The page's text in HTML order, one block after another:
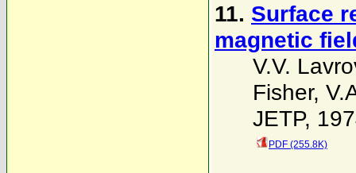
11. Surface
magnetic
V.V.
Fisher,
JETP,
PDF (255.8K)